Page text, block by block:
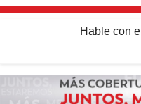
Hable con el